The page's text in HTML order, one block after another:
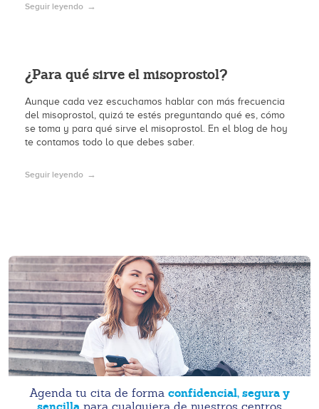
Seguir leyendo
¿Para qué sirve el misoprostol?
Aunque cada vez escuchamos hablar con más frecuencia
del misoprostol, quizá te estés preguntando qué es, cómo
se toma y para qué sirve el misoprostol. En el blog de hoy
te contamos todo lo que debes saber.
Seguir leyendo
Agenda tu cita de forma confidencial, segura y